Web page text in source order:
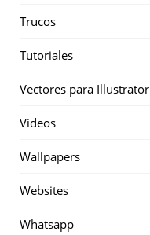
Trucos
Tutoriales
Vectores para Illustrator
Videos
Wallpapers
Websites
Whatsapp